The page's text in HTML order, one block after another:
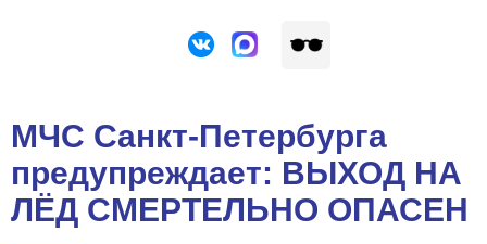
МЧС Санкт-Петербурга
предупреждает: ВЫХОД НА
ЛЁД СМЕРТЕЛЬНО ОПАСЕН